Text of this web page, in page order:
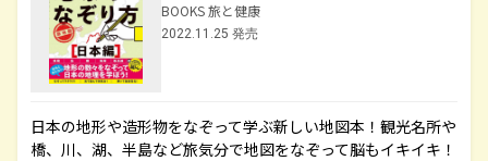
BOOKS 旅と健康
2022.11.25 発売
日本の地形や造形物をなぞって学ぶ新しい地図本！観光名所や
橋、川、湖、半島など旅気分で地図をなぞって脳もイキイキ！